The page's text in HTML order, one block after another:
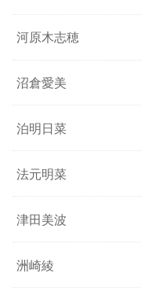
河原木志穂
沼倉愛美
泊明日菜
法元明菜
津田美波
洲崎綾